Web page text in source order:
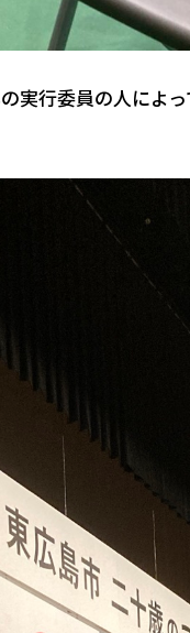
実行委員の人によ